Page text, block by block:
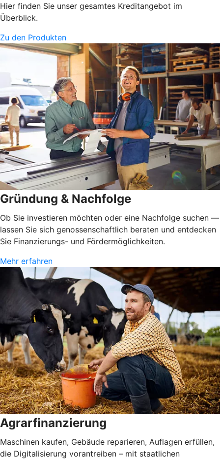
Hier finden Sie unser gesamtes Kreditangebot im
Überblick.
Zu den Produkten
Gründung & Nachfolge
Ob Sie investieren möchten oder eine Nachfolge suchen —
lassen Sie sich genossenschaftlich beraten und entdecken
Sie Finanzierungs- und Fördermöglichkeiten.
Mehr erfahren
Agrarfinanzierung
Maschinen kaufen, Gebäude reparieren, Auflagen erfüllen,
die Digitalisierung vorantreiben – mit staatlichen